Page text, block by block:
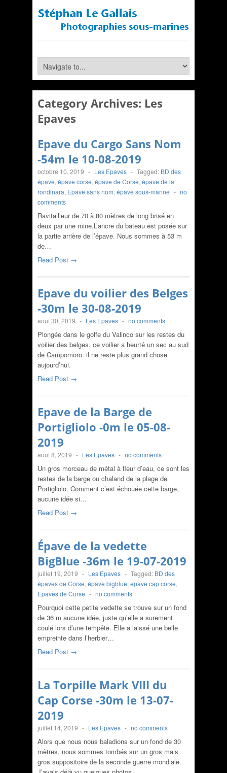
Category Archives: Les
Epaves
Epave du Cargo Sans Nom
-54m le 10-08-2019
octobre 10, 2019 - Les Epaves - Tagged: BD des
épave, épave corse, épave de Corse, épave de la
rondinara, Epave sans nom, épave sous-marine - no
comments
Ravitailleur de 70 à 80 mètres de long brisé en
deux par une mine.L’ancre du bateau est posée sur
la partie arrière de l’épave. Nous sommes à 53 m
de…
Read Post →
Epave du voilier des Belges
-30m le 30-08-2019
août 30, 2019 - Les Epaves - no comments
Plongée dans le golfe du Valinco sur les restes du
voilier des belges. ce voilier a heurté un sec au sud
de Campomoro. il ne reste plus grand chose
aujourd’hui.
Read Post →
Epave de la Barge de
Portigliolo -0m le 05-08-
2019
août 8, 2019 - Les Epaves - no comments
Un gros morceau de métal à fleur d’eau, ce sont les
restes de la barge ou chaland de la plage de
Portigliolo. Comment c’est échouée cette barge,
aucune idée si…
Read Post →
Épave de la vedette
BigBlue -36m le 19-07-2019
juillet 19, 2019 - Les Epaves - Tagged: BD des
épaves de Corse, épave bigblue, epave cap corse,
Epaves de Corse - no comments
Pourquoi cette petite vedette se trouve sur un fond
de 36 m aucune idée, juste qu’elle a surement
coulé lors d’une tempête. Elle a laissé une belle
empreinte dans l’herbier…
Read Post →
La Torpille Mark VIII du
Cap Corse -30m le 13-07-
2019
juillet 14, 2019 - Les Epaves - no comments
Alors que nous nous baladions sur un fond de 30
mètres, nous sommes tombés sur un gros mais
gros suppositoire de la seconde guerre mondiale.